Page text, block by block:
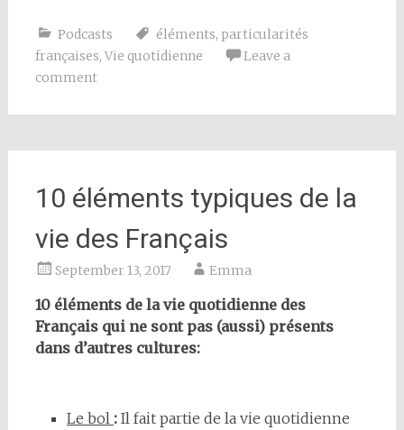
Podcasts éléments, particularités
françaises, Vie quotidienne
Leave a
comment
10 éléments typiques de la
vie des Français
September 13, 2017 Emma
10 éléments de la vie quotidienne des
Français qui ne sont pas (aussi) présents
dans d’autres cultures:
Le bol :Il fait partie de la vie quotidienne